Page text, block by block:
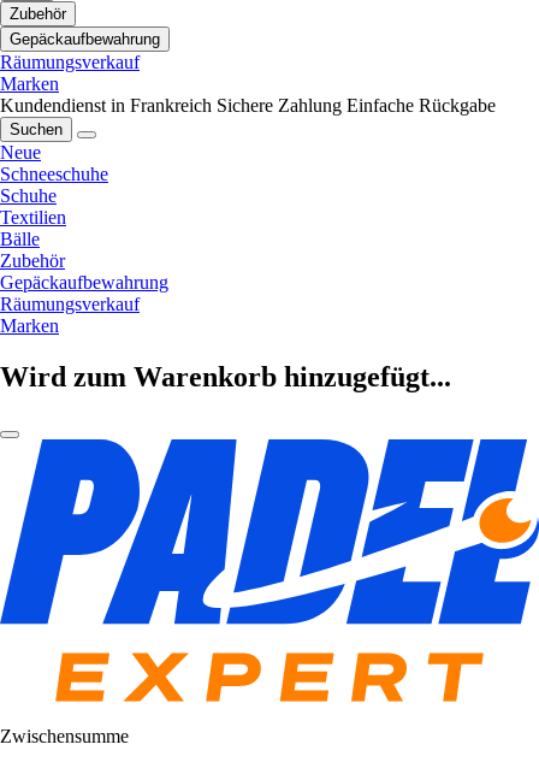
Zubehör
Gepäckaufbewahrung
Räumungsverkauf
Marken
Kundendienst in Frankreich Sichere Zahlung Einfache Rückgabe
Suchen
Neue
Schneeschuhe
Schuhe
Textilien
Bälle
Zubehör
Gepäckaufbewahrung
Räumungsverkauf
Marken
Wird zum Warenkorb hinzugefügt...
Zwischensumme